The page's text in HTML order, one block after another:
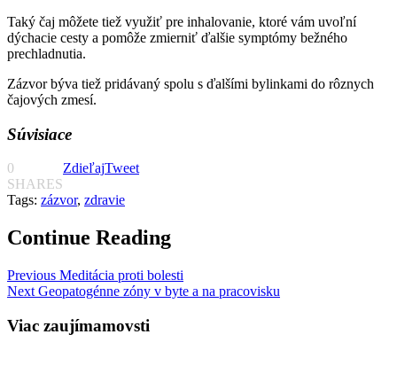
Taký čaj môžete tiež využiť pre inhalovanie, ktoré vám uvoľní
dýchacie cesty a pomôže zmierniť ďalšie symptómy bežného
prechladnutia.
Zázvor býva tiež pridávaný spolu s ďalšími bylinkami do rôznych
čajových zmesí.
Súvisiace
0
SHARES
ZdieľajTweet
Tags: zázvor, zdravie
Continue Reading
Previous Meditácia proti bolesti
Next Geopatogénne zóny v byte a na pracovisku
Viac zaujímamovsti